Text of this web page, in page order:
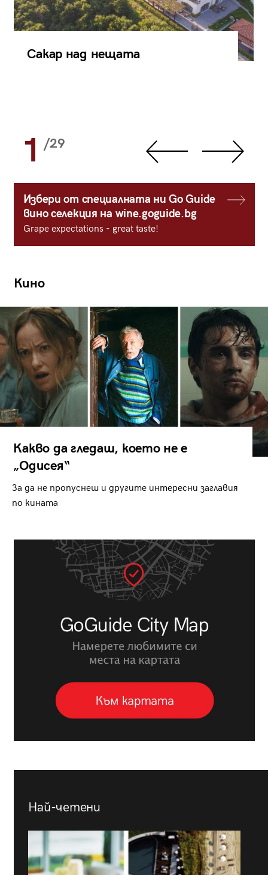
Сакар над нещата
1 /29
Избери от специалната ни Go Guide
вино селекция на wine.goguide.bg
Grape expectations - great taste!
Кино
Какво да гледаш, което не е
„Одисея“
За да не пропуснеш и другите интересни заглавия
по кината
Най-четени